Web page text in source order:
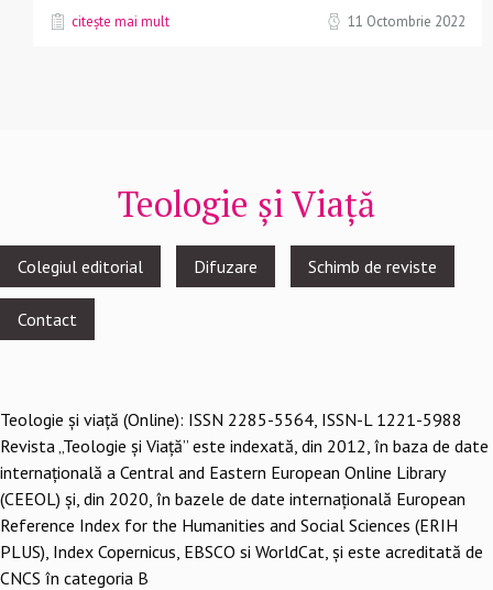
citește mai mult 11 Octombrie 2022
Teologie și Viață
Footer
menu
Colegiul editorial Difuzare Schimb de reviste
Contact
Teologie şi viaţă (Online): ISSN 2285-5564, ISSN-L 1221-5988
Revista „Teologie și Viață” este indexată, din 2012, în baza de date
internațională a Central and Eastern European Online Library
(CEEOL) și, din 2020, în bazele de date internațională European
Reference Index for the Humanities and Social Sciences (ERIH
PLUS), Index Copernicus, EBSCO si WorldCat, și este acreditată de
CNCS în categoria B